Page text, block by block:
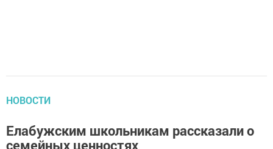
НОВОСТИ
Елабужским школьникам рассказали о
семейных ценностях